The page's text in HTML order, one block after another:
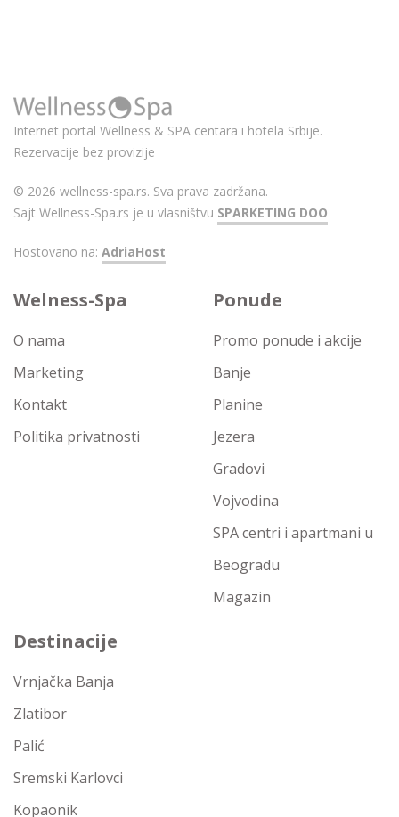
Internet portal Wellness & SPA centara i hotela Srbije.
Rezervacije bez provizije
© 2026 wellness-spa.rs. Sva prava zadržana.
Sajt Wellness-Spa.rs je u vlasništvu SPARKETING DOO
Hostovano na: AdriaHost
Welness-Spa
O nama
Marketing
Kontakt
Politika privatnosti
Ponude
Promo ponude i akcije
Banje
Planine
Jezera
Gradovi
Vojvodina
SPA centri i apartmani u
Beogradu
Magazin
Destinacije
Vrnjačka Banja
Zlatibor
Palić
Sremski Karlovci
Kopaonik